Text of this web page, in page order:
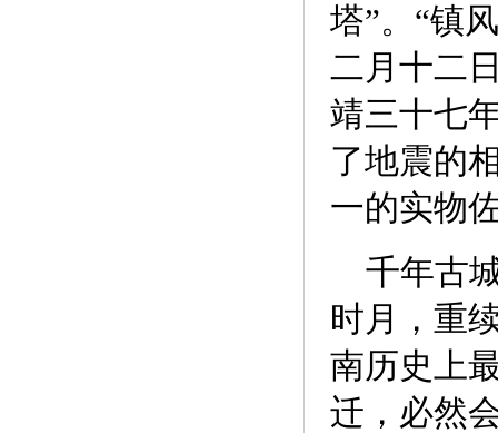
塔”。“镇
二月十二
靖三十七
了地震的
一的实物
千年古
时月，重
南历史上
迁，必然